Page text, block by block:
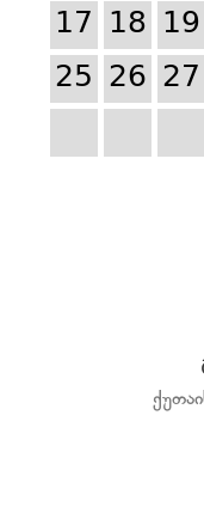
17 18 19
25 26 27